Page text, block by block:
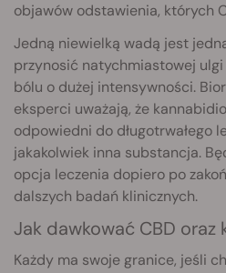
objawów odstawienia, których
Jedną niewielką wadą jest
przynosić natychmiastowej
bólu o dużej intensywności.
eksperci uważają, że
odpowiedni do długotrwałego
jakakolwiek inna substancja.
opcja leczenia dopiero po
dalszych badań klinicznych.
Jak dawkować CBD
Każdy ma swoje granice, jeśli